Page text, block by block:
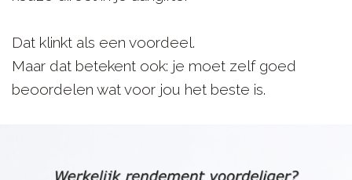
Dat klinkt als een voordeel.
Maar dat betekent ook: je moet zelf goed
beoordelen wat voor jou het beste is.